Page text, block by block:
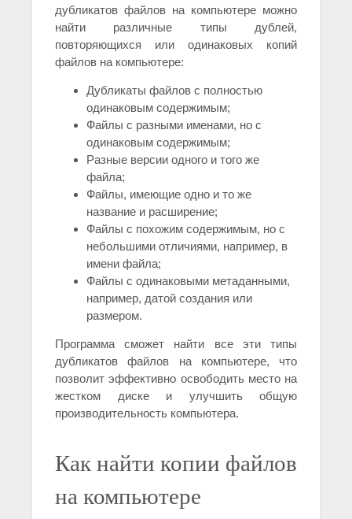
дубликатов файлов на компьютере можно
найти различные типы дублей,
повторяющихся или одинаковых копий
файлов на компьютере:
Дубликаты файлов с полностью
одинаковым содержимым;
Файлы с разными именами, но с
одинаковым содержимым;
Разные версии одного и того же
файла;
Файлы, имеющие одно и то же
название и расширение;
Файлы с похожим содержимым, но с
небольшими отличиями, например, в
имени файла;
Файлы с одинаковыми метаданными,
например, датой создания или
размером.
Программа сможет найти все эти типы
дубликатов файлов на компьютере, что
позволит эффективно освободить место на
жестком диске и улучшить общую
производительность компьютера.
Как найти копии файлов
на компьютере